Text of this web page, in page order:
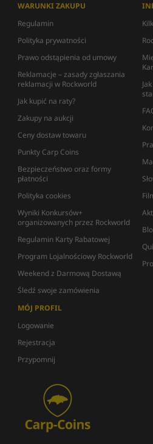
WARUNKI ZAKUPU
Regulamin
Polityka prywatności
Prawo odstąpienia od umowy
Reklamacje – zasady zgłaszania
reklamacji w Rockworld
Jak kupić na raty?
Zakupy na aukcji
Ceny dostaw towaru
Punkty Carp Coins
Bezpieczeństwo oraz formy
płatności
Polityka cookies
Wyniki Konkursów+
organizowanych przez Rockworld
Regulamin Karty Rabatowej
Program Lojalnościowy Rockworld
Weekend z Darmową Dostawą
Śledź swoje zamówienia
MÓJ PROFIL
Logowanie
Rejestracja
Przypomnij